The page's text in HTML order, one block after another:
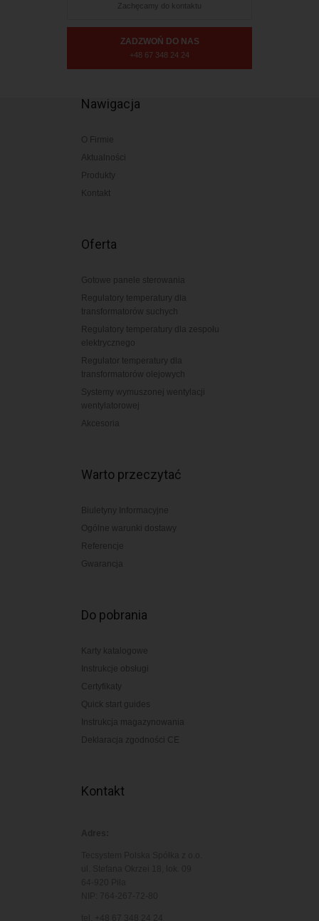
Zachęcamy do kontaktu
ZADZWOŃ DO NAS
+48 67 348 24 24
Nawigacja
O Firmie
Aktualności
Produkty
Kontakt
Oferta
Gotowe panele sterowania
Regulatory temperatury dla
transformatorów suchych
Regulatory temperatury dla zespołu
elektrycznego
Regulator temperatury dla
transformatorów olejowych
Systemy wymuszonej wentylacji
wentylatorowej
Akcesoria
Warto przeczytać
Biuletyny Informacyjne
Ogólne warunki dostawy
Referencje
Gwarancja
Do pobrania
Karty katalogowe
Instrukcje obsługi
Certyfikaty
Quick start guides
Instrukcja magazynowania
Deklaracja zgodności CE
Kontakt